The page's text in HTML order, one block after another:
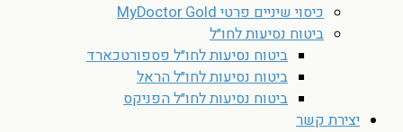
כיסוי שיניים פרטי MyDoctor Gold
ביטוח נסיעות לחו״ל
ביטוח נסיעות לחו״ל פספורטכארד
ביטוח נסיעות לחו״ל הראל
ביטוח נסיעות לחו״ל הפניקס
יצירת קשר